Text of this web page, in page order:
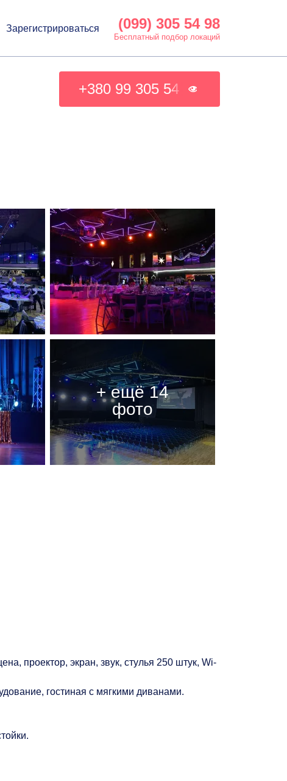
Зарегистрироваться (099) 305 54 98
Бесплатный подбор локаций
+380 99 305 54
проектор, экран, звук, стулья 250 штук, Wi-
гостиная с мягкими диванами.